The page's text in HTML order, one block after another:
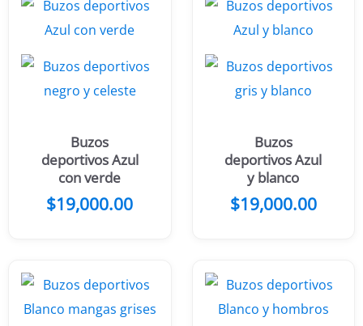
Buzos
deportivos Azul
con verde
$19,000.00
Buzos
deportivos Azul
y blanco
$19,000.00